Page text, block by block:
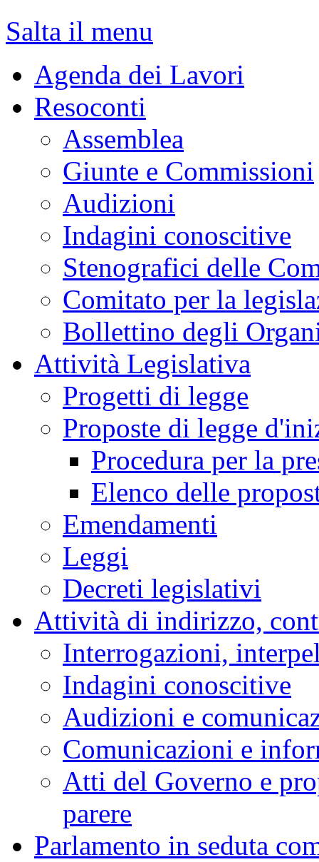
Salta il menu
Agenda dei Lavori
Resoconti
Assemblea
Giunte e Commissioni
Audizioni
Indagini conoscitive
Stenografici delle
Comitato per la
Bollettino degli
Attività Legislativa
Progetti di legge
Proposte di legge
Procedura per la
Elenco delle
Emendamenti
Leggi
Decreti legislativi
Attività di indirizzo,
Interrogazioni,
Indagini conoscitive
Audizioni e
Comunicazioni e
Atti del Governo e
parere
Parlamento in seduta